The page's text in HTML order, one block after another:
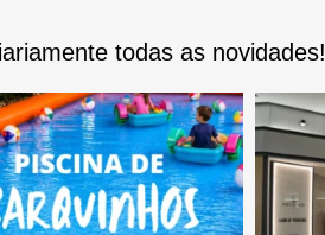
todas as novidades!